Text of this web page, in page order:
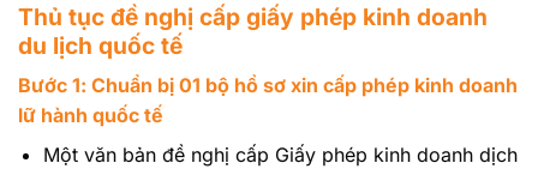
Thủ tục đề nghị cấp giấy phép kinh doanh
du lịch quốc tế
Bước 1: Chuẩn bị 01 bộ hồ sơ xin cấp phép kinh doanh
lữ hành quốc tế
Một văn bản đề nghị cấp Giấy phép kinh doanh dịch